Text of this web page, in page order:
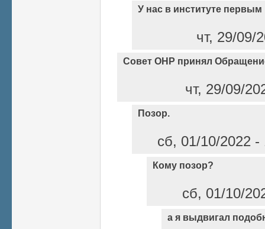
У нас в институте первым
чт, 29/09/
Совет ОНР принял
чт, 29/09/
Позор.
сб, 01/10/2022
Кому позор?
сб, 01/10/
а я выдвигал